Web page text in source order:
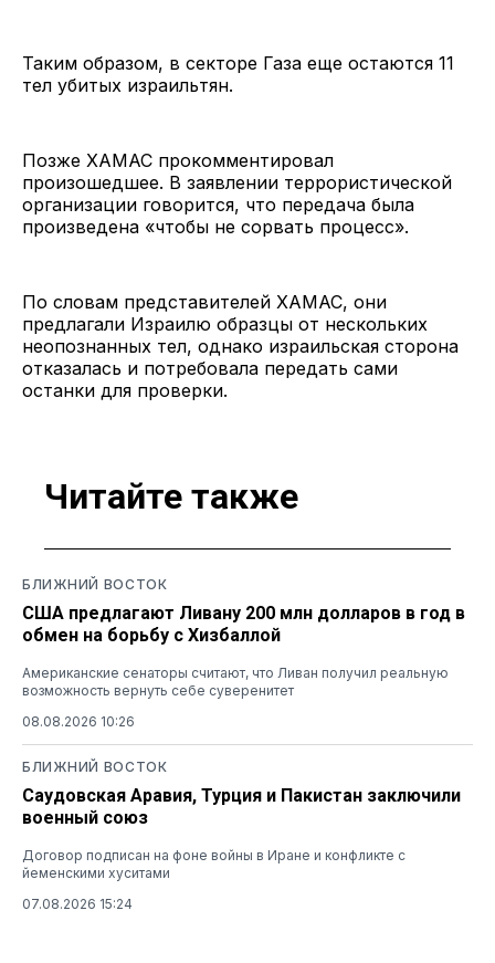
Таким образом, в секторе Газа еще остаются 11
тел убитых израильтян.
Позже ХАМАС прокомментировал
произошедшее. В заявлении террористической
организации говорится, что передача была
произведена «чтобы не сорвать процесс».
По словам представителей ХАМАС, они
предлагали Израилю образцы от нескольких
неопознанных тел, однако израильская сторона
отказалась и потребовала передать сами
останки для проверки.
Читайте также
БЛИЖНИЙ ВОСТОК
США предлагают Ливану 200 млн долларов в год в
обмен на борьбу с Хизбаллой
Американские сенаторы считают, что Ливан получил реальную
возможность вернуть себе суверенитет
08.08.2026 10:26
БЛИЖНИЙ ВОСТОК
Саудовская Аравия, Турция и Пакистан заключили
военный союз
Договор подписан на фоне войны в Иране и конфликте с
йеменскими хуситами
07.08.2026 15:24